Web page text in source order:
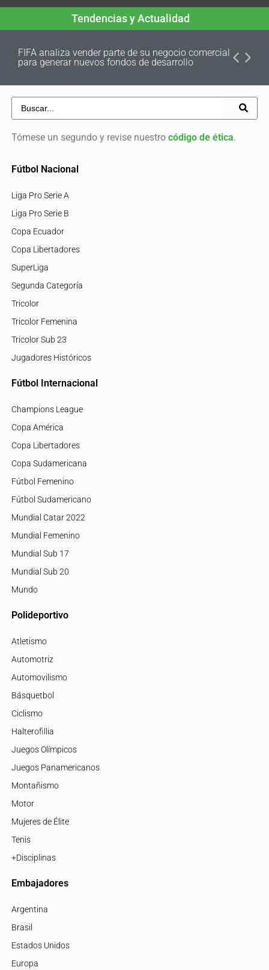
Tendencias y Actualidad
FIFA analiza vender parte de su negocio comercial
para generar nuevos fondos de desarrollo
Tómese un segundo y revise nuestro código de ética.
Fútbol Nacional
Liga Pro Serie A
Liga Pro Serie B
Copa Ecuador
Copa Libertadores
SuperLiga
Segunda Categoría
Tricolor
Tricolor Femenina
Tricolor Sub 23
Jugadores Históricos
Fútbol Internacional
Champions League
Copa América
Copa Libertadores
Copa Sudamericana
Fútbol Femenino
Fútbol Sudamericano
Mundial Catar 2022
Mundial Femenino
Mundial Sub 17
Mundial Sub 20
Mundo
Polideportivo
Atletismo
Automotriz
Automovilismo
Básquetbol
Ciclismo
Halterofillia
Juegos Olímpicos
Juegos Panamericanos
Montañismo
Motor
Mujeres de Élite
Tenis
+Disciplinas
Embajadores
Argentina
Brasil
Estados Unidos
Europa